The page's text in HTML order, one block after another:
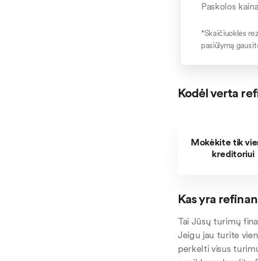
Paskolos
*Skaičiuoklės
pasiūlymą
Kodėl verta
Mokėkite tik
kreditoriui
Kas yra
Tai Jūsų turimų
Jeigu jau turite
perkelti visus